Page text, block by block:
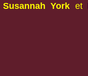
Susannah York et